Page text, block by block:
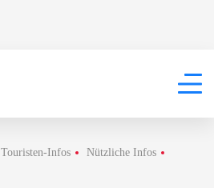
Touristen-Infos
Nützliche Infos